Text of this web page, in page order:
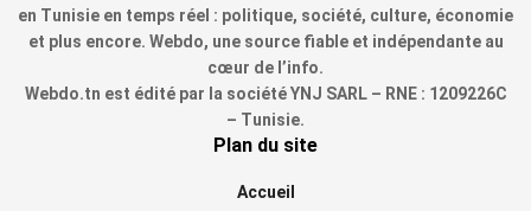
en Tunisie en temps réel : politique, société, culture, économie
et plus encore. Webdo, une source fiable et indépendante au
cœur de l’info.
Webdo.tn est édité par la société YNJ SARL – RNE : 1209226C
– Tunisie.
Plan du site
Accueil